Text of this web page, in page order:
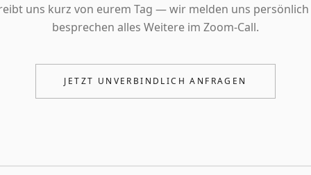
uns kurz von eurem Tag — wir melden uns
besprechen alles Weitere im Zoom-Call.
JETZT UNVERBINDLICH ANFRAGEN